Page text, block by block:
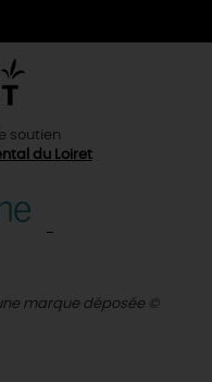
soutien
du Loiret
marque déposée ©